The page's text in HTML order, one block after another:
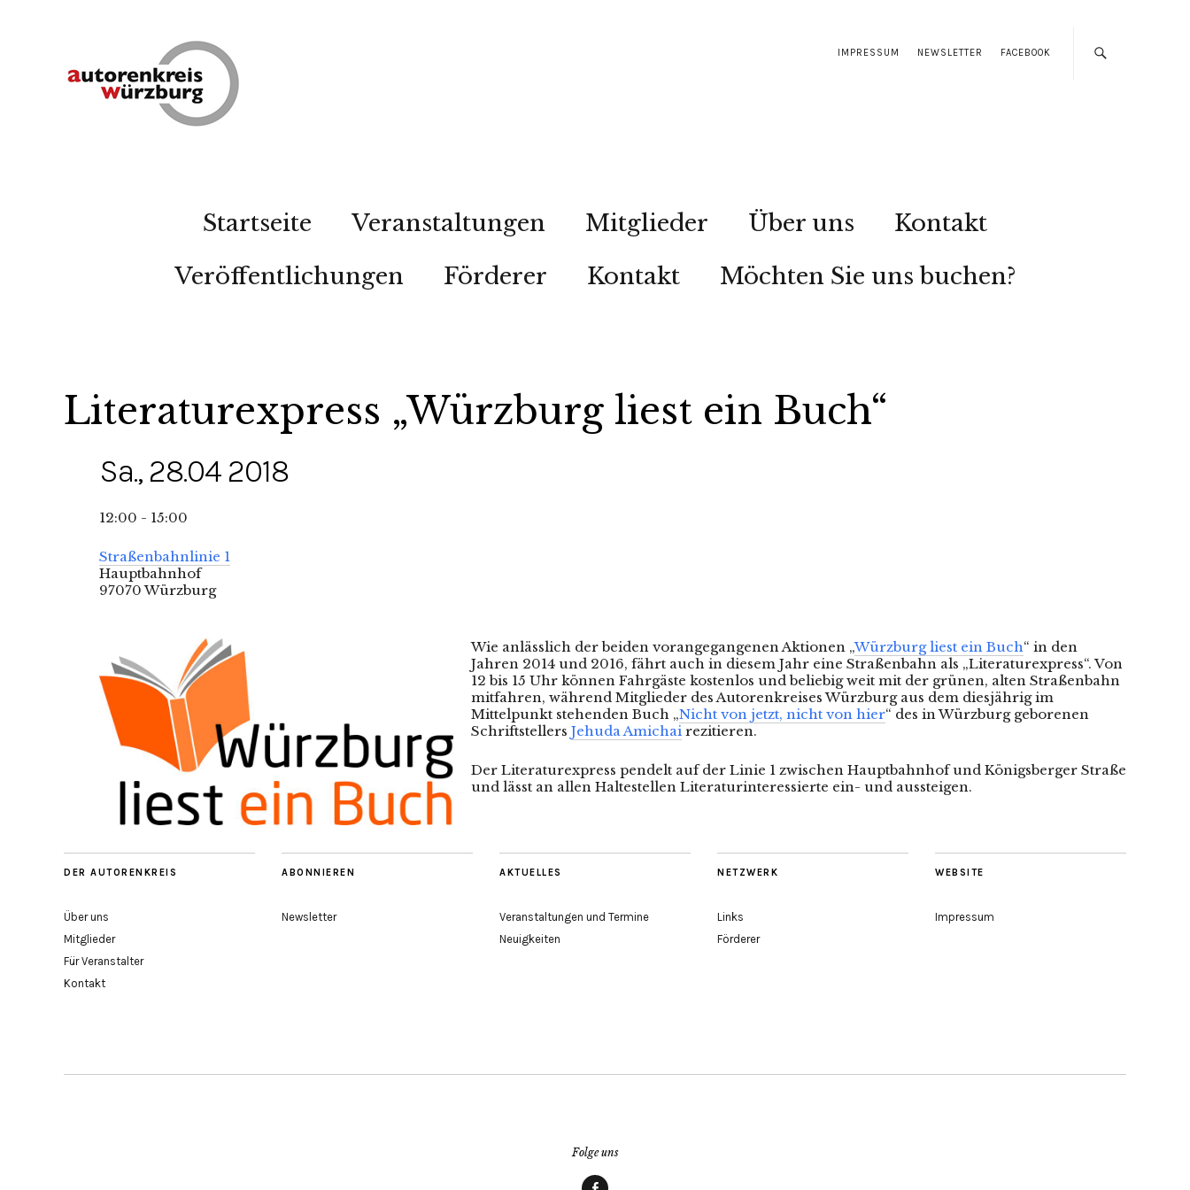
IMPRESSUM NEWSLETTER FACEBOOK
Startseite Veranstaltungen Mitglieder Über uns
Kontakt
Veröffentlichungen
Förderer Kontakt Möchten Sie uns buchen?
Literaturexpress „Würzburg liest ein Buch“
Sa., 28.04 2018
12:00 - 15:00
Straßenbahnlinie 1
Hauptbahnhof
97070 Würzburg
Wie anlässlich der beiden vorangegangenen Aktionen „Würzburg liest ein Buch“ in den
Jahren 2014 und 2016, fährt auch in diesem Jahr eine Straßenbahn als „Literaturexpress“. Von
12 bis 15 Uhr können Fahrgäste kostenlos und beliebig weit mit der grünen, alten Straßenbahn
mitfahren, während Mitglieder des Autorenkreises Würzburg aus dem diesjährig im
Mittelpunkt stehenden Buch „Nicht von jetzt, nicht von hier“ des in Würzburg geborenen
Schriftstellers Jehuda Amichai rezitieren.
Der Literaturexpress pendelt auf der Linie 1 zwischen Hauptbahnhof und Königsberger Straße
und lässt an allen Haltestellen Literaturinteressierte ein- und aussteigen.
DER AUTORENKREIS
Über uns
Mitglieder
Für Veranstalter
Kontakt
ABONNIEREN
Newsletter
AKTUELLES
Veranstaltungen und Termine
Neuigkeiten
NETZWERK
Links
Förderer
WEBSITE
Impressum
Folge uns